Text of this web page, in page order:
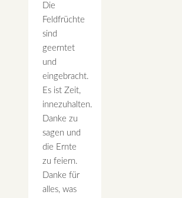
Die
Feldfrüchte
sind
geerntet
und
eingebracht.
Es ist Zeit,
innezuhalten.
Danke zu
sagen und
die Ernte
zu feiern.
Danke für
alles, was